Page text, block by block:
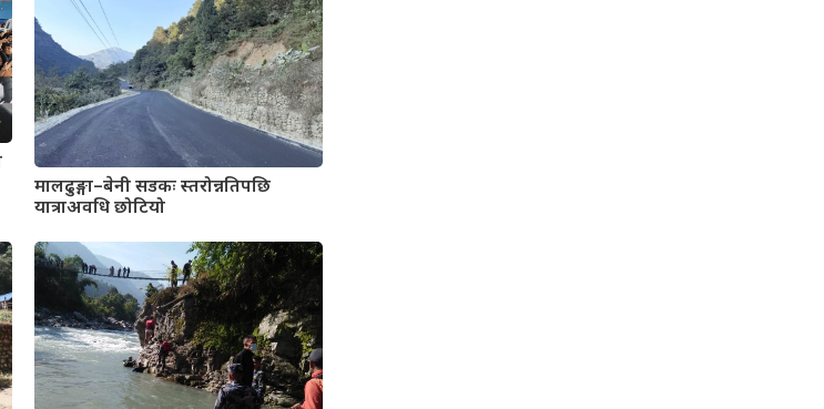
मालढुङ्गा–बेनी सडकः स्तरोन्नतिपछि
यात्राअवधि छोटियो